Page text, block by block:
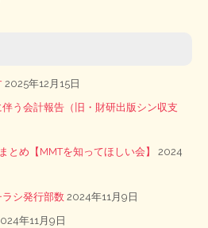
2025年12月15日
う会計報告（旧・財研出版シン収支
とめ【MMTを知ってほしい会】
2024
ラシ発行部数 2024年11月9日
年11月9日